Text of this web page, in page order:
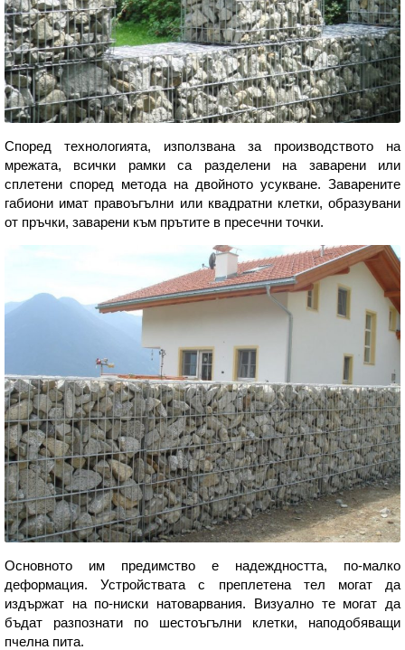
Според технологията, използвана за производството на
мрежата, всички рамки са разделени на заварени или
сплетени според метода на двойното усукване. Заварените
габиони имат правоъгълни или квадратни клетки, образувани
от пръчки, заварени към прътите в пресечни точки.
Основното им предимство е надеждността, по-малко
деформация. Устройствата с преплетена тел могат да
издържат на по-ниски натоварвания. Визуално те могат да
бъдат разпознати по шестоъгълни клетки, наподобяващи
пчелна пита.